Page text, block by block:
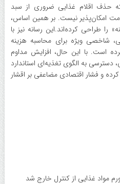
حذف اقلام غذایی ضروری از سبد
امکان‌پذیر نیست. بر همین اساس،
را طراحی کرده‌اند.این رسانه نیز با
شاخصی ویژه برای محاسبه هزینه
است. با این حال، افزایش مداوم
به الگوی تغذیه‌ای استاندارد
و فشار اقتصادی مضاعفی بر اقشار